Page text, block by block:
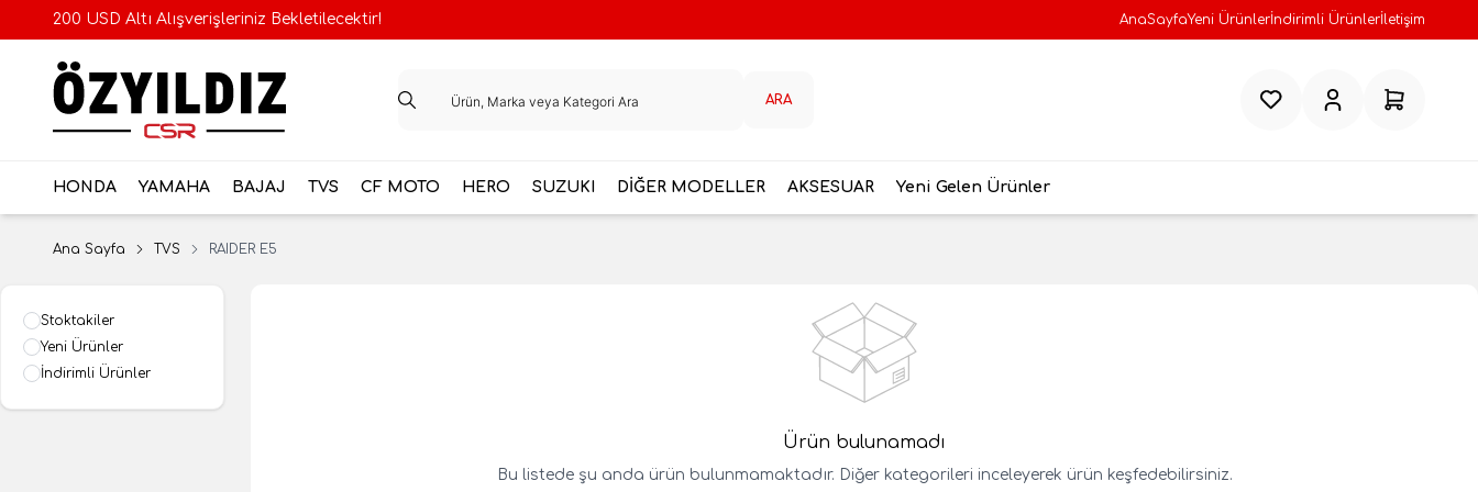
200 USD Altı Alışverişleriniz Bekletilecektir! AnaSayfaYeni Ürünler İndirimli Ürünler İletişim
ARA FavorilerimHesabım Sepetim
HONDA YAMAHA BAJAJ TVS CF MOTO HERO SUZUKI DİĞER MODELLER AKSESUAR Yeni Gelen Ürünler
Ana Sayfa TVS RAIDER E5
Stoktakiler
Yeni Ürünler
İndirimli Ürünler
Ürün bulunamadı
Bu listede şu anda ürün bulunmamaktadır. Diğer kategorileri inceleyerek ürün keşfedebilirsiniz.